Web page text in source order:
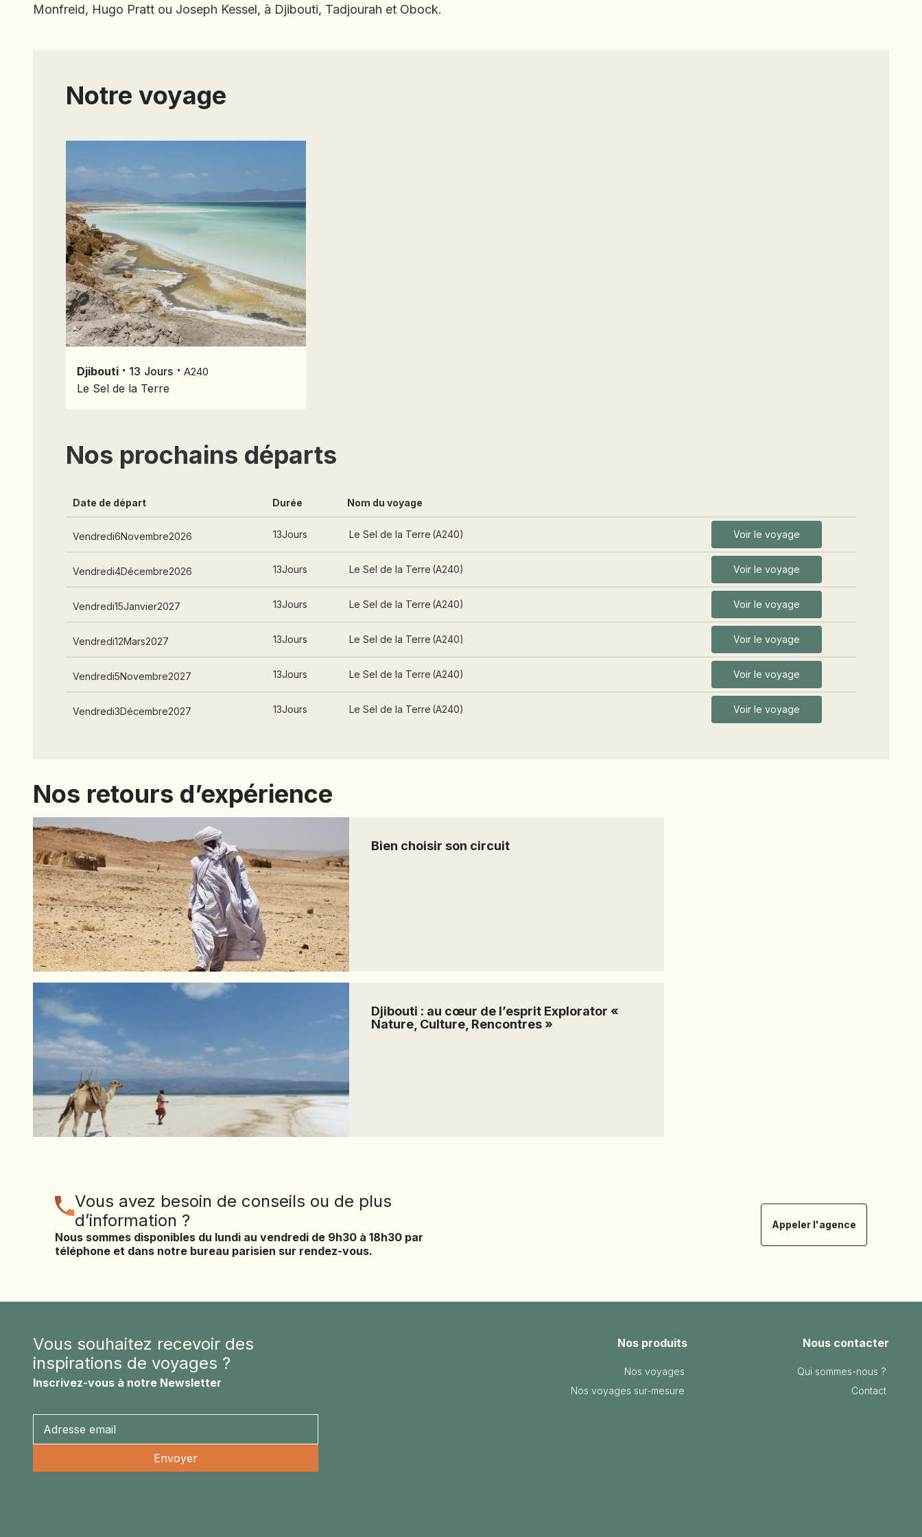
NICARAGUA
OUGANDA
PAKISTAN
PHILIPPINES
ROUMANIE
SRI LANKA
ZANZIBAR
Monfreid, Hugo Pratt ou Joseph Kessel, à Djibouti, Tadjourah et Obock.
Notre voyage
Djibouti ⋅ 13 Jours ⋅ A240
Le Sel de la Terre
Nos prochains départs
Date de départ Durée Nom du voyage
Vendredi6Novembre2026 13Jours Le Sel de la Terre (A240) Voir le voyage
Vendredi4Décembre2026 13Jours Le Sel de la Terre (A240) Voir le voyage
Vendredi15Janvier2027 13Jours Le Sel de la Terre (A240) Voir le voyage
Vendredi12Mars2027 13Jours Le Sel de la Terre (A240) Voir le voyage
Vendredi5Novembre2027 13Jours Le Sel de la Terre (A240) Voir le voyage
Vendredi3Décembre2027 13Jours Le Sel de la Terre (A240) Voir le voyage
Nos retours d’expérience
Bien choisir son circuit
Djibouti : au cœur de l’esprit Explorator «
Nature, Culture, Rencontres »
Vous avez besoin de conseils ou de plus
d’information ?
Nous sommes disponibles du lundi au vendredi de 9h30 à 18h30 par
téléphone et dans notre bureau parisien sur rendez-vous.
Appeler l'agence
Vous souhaitez recevoir des
inspirations de voyages ?
Inscrivez-vous à notre Newsletter
Nos produits
Nos voyages
Nos voyages sur-mesure
Nous contacter
Qui sommes-nous ?
Contact